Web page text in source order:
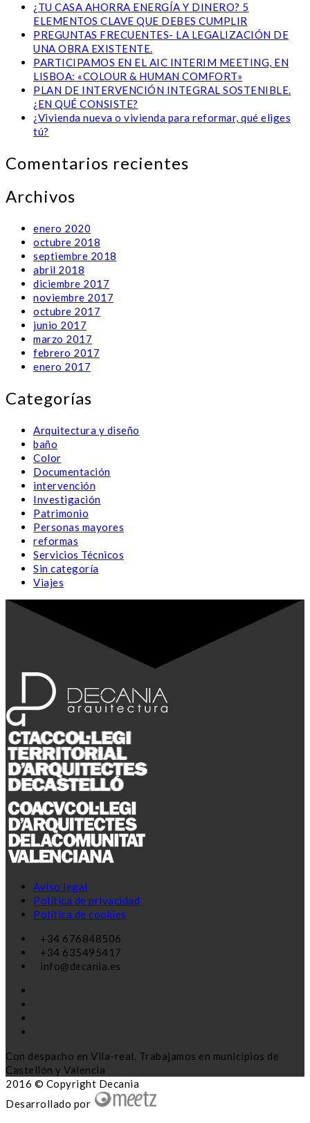
¿TU CASA AHORRA ENERGÍA Y DINERO? 5
ELEMENTOS CLAVE QUE DEBES CUMPLIR
PREGUNTAS FRECUENTES- LA LEGALIZACIÓN DE
UNA OBRA EXISTENTE.
PARTICIPAMOS EN EL AIC INTERIM MEETING, EN
LISBOA: «COLOUR & HUMAN COMFORT»
PLAN DE INTERVENCIÓN INTEGRAL SOSTENIBLE.
¿EN QUÉ CONSISTE?
¿Vivienda nueva o vivienda para reformar, qué eliges
tú?
Comentarios recientes
Archivos
enero 2020
octubre 2018
septiembre 2018
abril 2018
diciembre 2017
noviembre 2017
octubre 2017
junio 2017
marzo 2017
febrero 2017
enero 2017
Categorías
Arquitectura y diseño
baño
Color
Documentación
intervención
Investigación
Patrimonio
Personas mayores
reformas
Servicios Técnicos
Sin categoría
Viajes
Aviso legal
Política de privacidad
Política de cookies
+34 676848506
+34 635495417
info@decania.es
Con despacho en Vila-real. Trabajamos en municipios de
Castellón y Valencia
2016 © Copyright Decania
Desarrollado por